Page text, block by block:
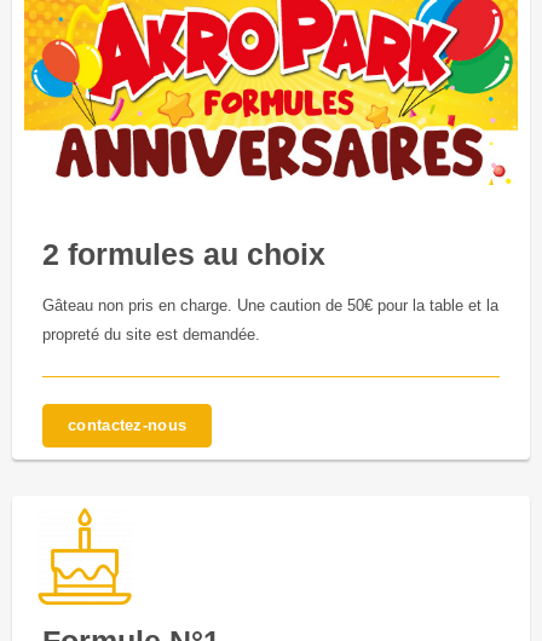
2 formules au choix
Gâteau non pris en charge. Une caution de 50€ pour la table et la
propreté du site est demandée.
contactez-nous